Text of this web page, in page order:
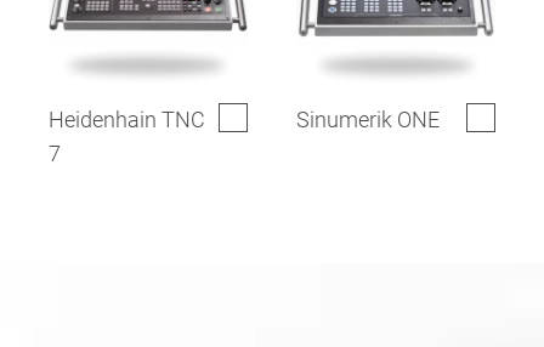
Heidenhain TNC
7
Sinumerik ONE